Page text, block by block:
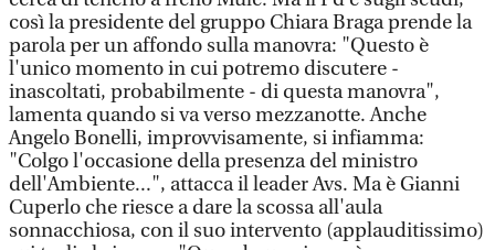
così la presidente del gruppo Chiara Braga prende la
parola per un affondo sulla manovra: "Questo è
l'unico momento in cui potremo discutere -
inascoltati, probabilmente - di questa manovra",
lamenta quando si va verso mezzanotte. Anche
Angelo Bonelli, improvvisamente, si infiamma:
"Colgo l'occasione della presenza del ministro
dell'Ambiente...", attacca il leader Avs. Ma è Gianni
Cuperlo che riesce a dare la scossa all'aula
sonnacchiosa, con il suo intervento (applauditissimo)